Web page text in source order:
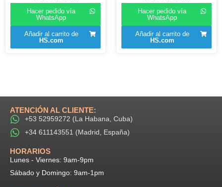
Hacer pedido vía
WhatsApp
Añadir al carrito de
HS.com
Hacer pedido vía
WhatsApp
Añadir al carrito de
HS.com
ATENCIÓN AL CLIENTE:
+53 52959272 (La Habana, Cuba)
+34 611143551 (Madrid, España)
HORARIOS​
Lunes - Viernes: 9am-9pm​
Sábado y Domingo: 9am-1pm